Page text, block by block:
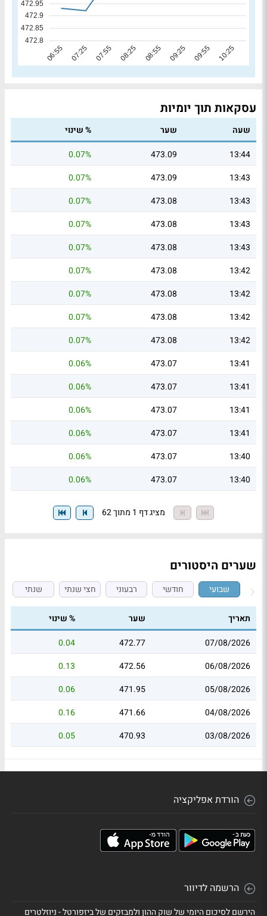
עסקאות תוך יומיות
שעה שער
% שינוי
13:44
473.09
0.07%
13:43
473.09
0.07%
13:43
473.08
0.07%
13:43
473.08
0.07%
13:43
473.08
0.07%
13:42
473.08
0.07%
13:42
473.08
0.07%
13:42
473.08
0.07%
13:42
473.08
0.07%
13:41
473.07
0.06%
13:41
473.07
0.06%
13:41
473.07
0.06%
13:41
473.07
0.06%
13:40
473.07
0.06%
13:40
473.07
0.06%
מציג דף 1 מתוך 62
שערים היסטורים
שבועי חודשי רבעוני חצי שנתי שנתי
תאריך שער
% שינוי
07/08/2026
472.77
0.04
06/08/2026
472.56
0.13
05/08/2026
471.95
0.06
04/08/2026
471.66
0.16
03/08/2026
470.93
0.05
הורדת אפליקציה
הרשמה לדיוור
הירשם לסיכום היומי של שוק ההון ולמבזקים של ביזפורטל - ניוזלטרים